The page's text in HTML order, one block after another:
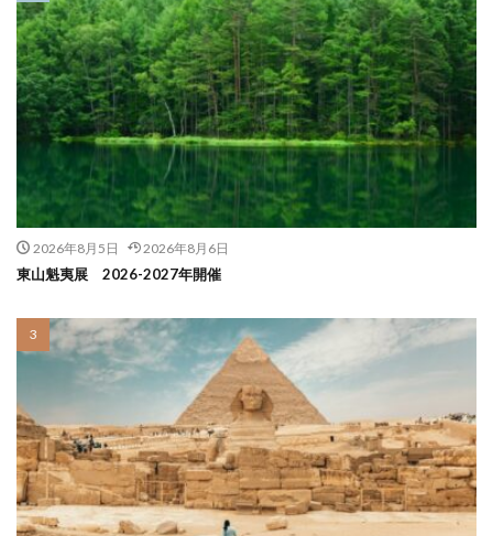
2026年8月5日 2026年8月6日
東山魁夷展 2026-2027年開催